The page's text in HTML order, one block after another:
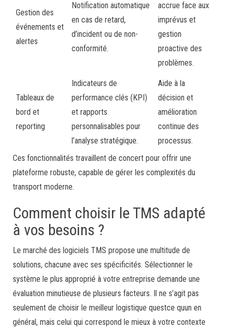
Gestion des
événements et
alertes
Notification automatique
en cas de retard,
d’incident ou de non-
conformité.
accrue face aux
imprévus et
gestion
proactive des
problèmes.
Tableaux de
bord et
reporting
Indicateurs de
performance clés (KPI)
et rapports
personnalisables pour
l’analyse stratégique.
Aide à la
décision et
amélioration
continue des
processus.
Ces fonctionnalités travaillent de concert pour offrir une
plateforme robuste, capable de gérer les complexités du
transport moderne.
Comment choisir le TMS adapté
à vos besoins ?
Le marché des logiciels TMS propose une multitude de
solutions, chacune avec ses spécificités. Sélectionner le
système le plus approprié à votre entreprise demande une
évaluation minutieuse de plusieurs facteurs. Il ne s’agit pas
seulement de choisir le meilleur logistique questce quun en
général, mais celui qui correspond le mieux à votre contexte